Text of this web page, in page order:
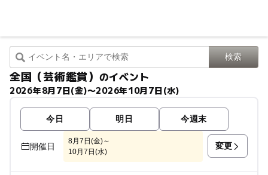
全国（芸術鑑賞） のイベント
2026年8月7日(金)〜2026年10月7日(水)
今日 明日 今週末
開催日
8月7日(金)～
10月7日(水)
変更